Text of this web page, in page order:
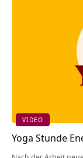
VIDEO
Yoga Stunde